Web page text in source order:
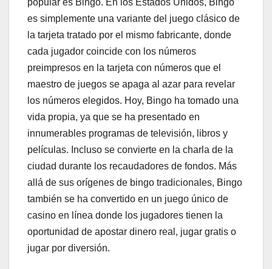
popular es Bingo. En los Estados Unidos, Bingo
es simplemente una variante del juego clásico de
la tarjeta tratado por el mismo fabricante, donde
cada jugador coincide con los números
preimpresos en la tarjeta con números que el
maestro de juegos se apaga al azar para revelar
los números elegidos. Hoy, Bingo ha tomado una
vida propia, ya que se ha presentado en
innumerables programas de televisión, libros y
películas. Incluso se convierte en la charla de la
ciudad durante los recaudadores de fondos. Más
allá de sus orígenes de bingo tradicionales, Bingo
también se ha convertido en un juego único de
casino en línea donde los jugadores tienen la
oportunidad de apostar dinero real, jugar gratis o
jugar por diversión.